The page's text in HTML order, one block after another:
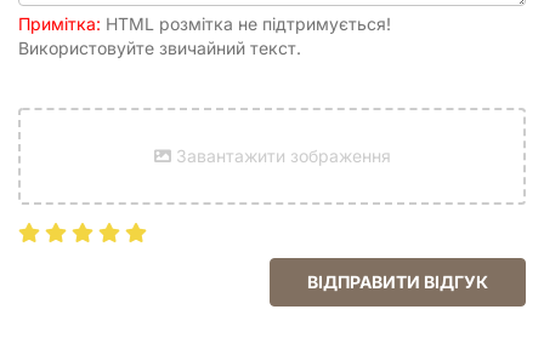
Примітка: HTML розмітка не підтримується!
Використовуйте звичайний текст.
Завантажити зображення
ВІДПРАВИТИ ВІДГУК